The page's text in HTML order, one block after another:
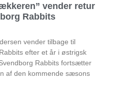
vender retur
Rabbits
vender tilbage til
efter et år i østrigsk
Rabbits fortsætter
af den kommende sæsons